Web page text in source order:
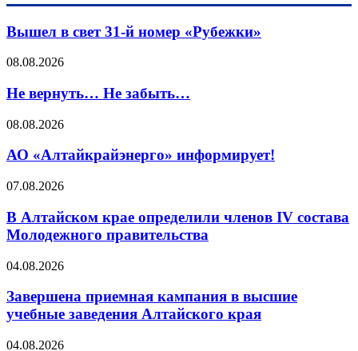
Вышел в свет 31-й номер «Рубежки»
08.08.2026
Не вернуть… Не забыть…
08.08.2026
АО «Алтайкрайэнерго» информирует!
07.08.2026
В Алтайском крае определили членов IV состава
Молодежного правительства
04.08.2026
Завершена приемная кампания в высшие
учебные заведения Алтайского края
04.08.2026